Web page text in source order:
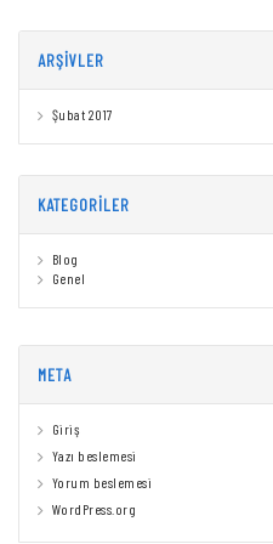
ARŞIVLER
Şubat 2017
KATEGORILER
Blog
Genel
META
Giriş
Yazı beslemesi
Yorum beslemesi
WordPress.org